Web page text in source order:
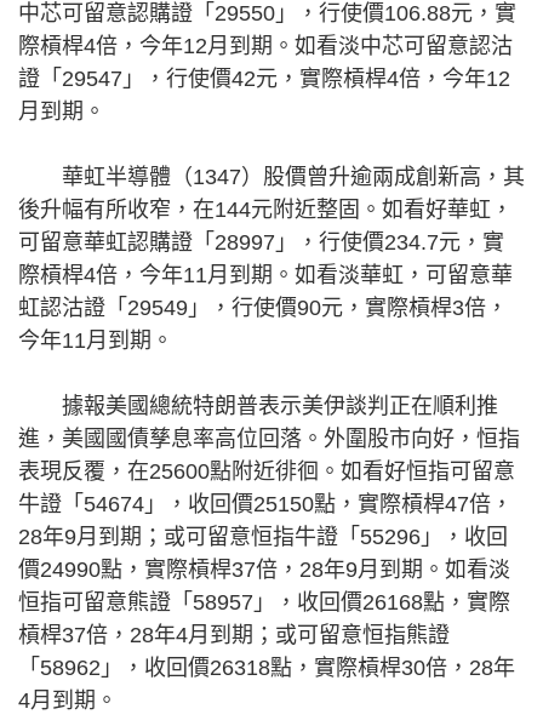
中芯可留意認購證「29550」，行使價106.88元，實
際槓桿4倍，今年12月到期。如看淡中芯可留意認沽
證「29547」，行使價42元，實際槓桿4倍，今年12
月到期。
華虹半導體（1347）股價曾升逾兩成創新高，其
後升幅有所收窄，在144元附近整固。如看好華虹，
可留意華虹認購證「28997」，行使價234.7元，實
際槓桿4倍，今年11月到期。如看淡華虹，可留意華
虹認沽證「29549」，行使價90元，實際槓桿3倍，
今年11月到期。
據報美國總統特朗普表示美伊談判正在順利推
進，美國國債孳息率高位回落。外圍股市向好，恒指
表現反覆，在25600點附近徘徊。如看好恒指可留意
牛證「54674」，收回價25150點，實際槓桿47倍，
28年9月到期；或可留意恒指牛證「55296」，收回
價24990點，實際槓桿37倍，28年9月到期。如看淡
恒指可留意熊證「58957」，收回價26168點，實際
槓桿37倍，28年4月到期；或可留意恒指熊證
「58962」，收回價26318點，實際槓桿30倍，28年
4月到期。